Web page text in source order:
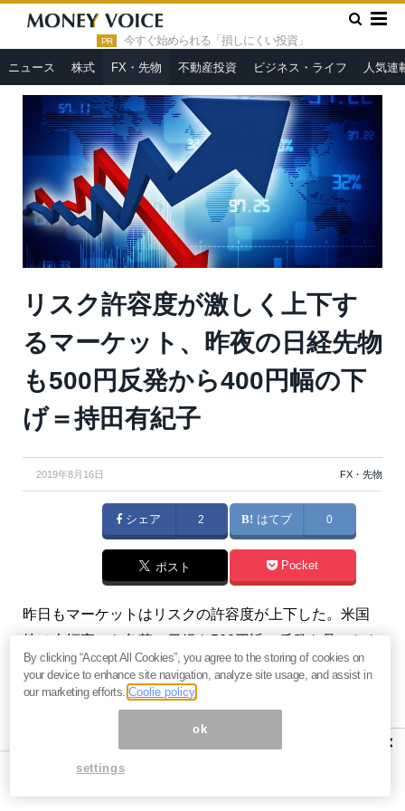
PR 今すぐ始められる「損しにくい投資」
ニュース 株式 FX・先物 不動産投資 ビジネス・ライフ 人気連
HOME » FX・先物 »
リスク許容度が激しく上下するマーケッ
ト、昨夜の日経先物も500円反発から400円幅の下げ＝持田有紀子
リスク許容度が激しく上下す
るマーケット、昨夜の日経先物
も500円反発から400円幅の下
げ＝持田有紀子
2019年8月16日 FX・先物
シェア 2 はてブ 0
ポスト Pocket
昨日もマーケットはリスクの許容度が上下した。米国
株は大幅高から急落、日経も500円近い反発を見せたも
のの、400円幅の下げを強いられた。その流れを追う。
（『持田有紀子のグローバル投資術～日経先物、FXの
×
By clicking “Accept All Cookies”, you agree to the storing of cookies on
your device to enhance site navigation, analyze site usage, and assist in
our marketing efforts.Coolie policy
ok
settings